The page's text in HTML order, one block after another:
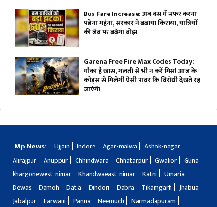
Bus Fare Increase: अब बस में सफर करना
पड़ेगा महंगा, सरकार ने बढ़ाया किराया, यात्रियों
की जेब पर बढ़ेगा बोझ
Garena Free Fire Max Codes Today:
मौका है खास, गलती से भी न करें मिस! आज के
कोड्स से मिलेगी ऐसी पावर कि विरोधी देखते रह
जाएंगे!
Mp News: Ujjain Indore Agar-malwa
Ashok-nagar
Alirajpur
Anuppur Chhindwara Chhatarpur Gwalior
Guna
khargonewest-nimar
Khandwaeast-nimar Katni
Umaria
Dewas
Damoh Datia Dindori Dabra Tikamgarh
Jhabua
Jabalpur
Barwani Panna Neemuch
Narmadapuram